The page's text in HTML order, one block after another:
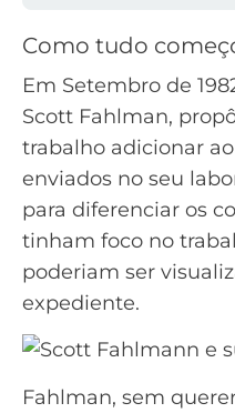
Como tudo
Em Setembro de
Scott Fahlman,
trabalho adicionar
enviados no seu
para diferenciar os
tinham foco no
poderiam ser
expediente.
Fahlman, sem